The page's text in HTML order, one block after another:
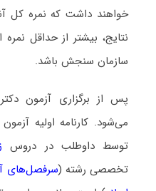
خواهند داشت که نمره کل
نتایج، بیشتر از حداقل
سازمان سنجش باشد.
پس از برگزاری آزمون
می‌شود. کارنامه اولیه
توسط داوطلب در دروس
تخصصی رشته (سرفصل‌های